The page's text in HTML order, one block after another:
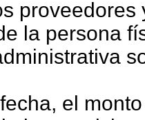
proveedores
la persona
el